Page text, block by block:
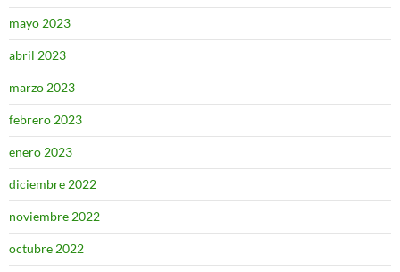
mayo 2023
abril 2023
marzo 2023
febrero 2023
enero 2023
diciembre 2022
noviembre 2022
octubre 2022